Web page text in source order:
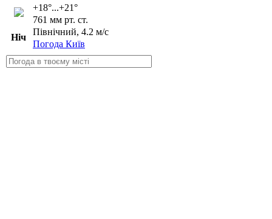
+18°...+21°
761 мм рт. ст.
Північний, 4.2 м/с
Погода Київ
Ніч